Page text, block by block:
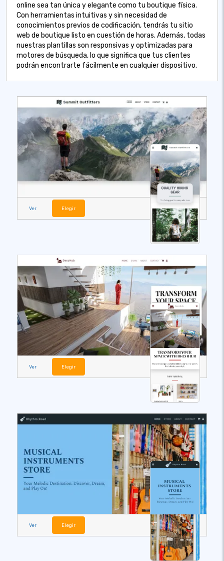
online sea tan única y elegante como tu boutique física.
Con herramientas intuitivas y sin necesidad de
conocimientos previos de codificación, tendrás tu sitio
web de boutique listo en cuestión de horas. Además, todas
nuestras plantillas son responsivas y optimizadas para
motores de búsqueda, lo que significa que tus clientes
podrán encontrarte fácilmente en cualquier dispositivo.
Ver Elegir
Ver Elegir
Ver Elegir